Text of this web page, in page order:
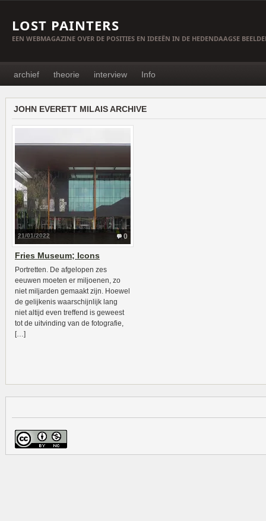
LOST PAINTERS
EEN WEBMAGAZINE OVER DE POSITIES EN IDEEËN IN DE HEDENDAAGSE
archief theorie interview Info
JOHN EVERETT MILAIS ARCHIVE
0
21/01/2022
Fries Museum; Icons
Portretten. De afgelopen zes
eeuwen moeten er miljoenen, zo
niet miljarden gemaakt zijn. Hoewel
de gelijkenis waarschijnlijk lang
niet altijd even treffend is geweest
tot de uitvinding van de fotografie,
[…]